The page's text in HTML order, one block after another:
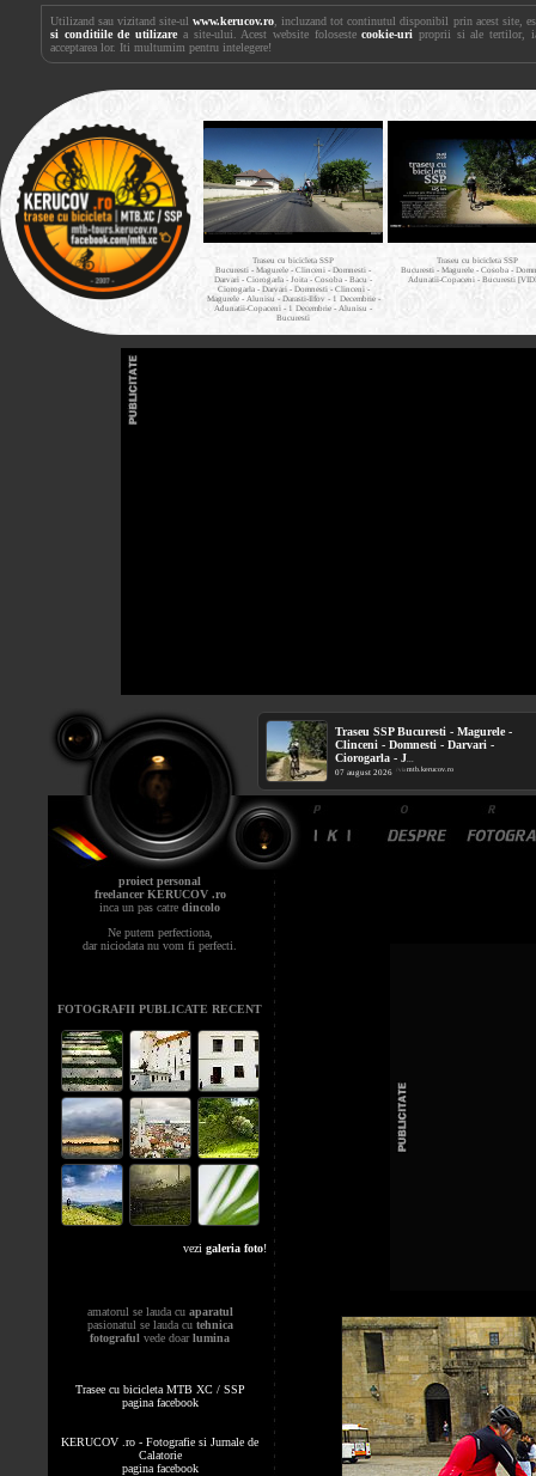
Utilizand sau vizitand site-ulwww.kerucov.ro , incluzand tot continutul disponibil prin acest site,
si conditiile de utilizare a site-ului. Acest website folosestecookie-uri proprii si ale tertilor,
acceptarea lor. Iti multumim pentru intelegere!
Traseu cu bicicleta SSP
Bucuresti - Magurele - Clinceni - Domnesti -
Darvari - Ciorogarla - Joita - Cosoba - Bacu -
Ciorogarla - Darvari - Domnesti - Clinceni -
Magurele - Alunisu - Darasti-Ilfov - 1 Decembrie -
Adunatii-Copaceni - 1 Decembrie - Alunisu -
Bucuresti
Traseu cu bicicleta SSP
Bucuresti - Magurele - Cosoba -
Adunatii-Copaceni - Bucuresti
Traseu SSP Bucuresti - Magurele -
Clinceni - Domnesti - Darvari -
Ciorogarla - J...
07 august 2026 / via mtb.kerucov.ro
proiect personal
freelancer KERUCOV .ro
inca un pas catre dincolo
Ne putem perfectiona,
dar niciodata nu vom fi perfecti.
FOTOGRAFII PUBLICATE RECENT
vezi galeria foto!
amatorul se lauda cu aparatul
pasionatul se lauda cu tehnica
fotograful vede doarlumina
Trasee cu bicicleta MTB XC / SSP
pagina facebook
KERUCOV .ro - Fotografie si Jurnale de
Calatorie
pagina facebook